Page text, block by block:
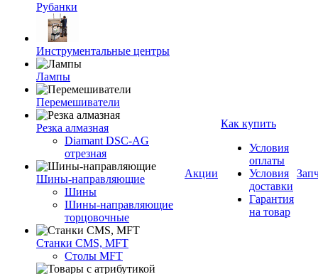
Рубанки
Инструментальные центры
Лампы
Перемешиватели
Резка алмазная
Diamant DSC-AG
отрезная
Шины-направляющие
Шины
Шины-направляющие
торцовочные
Станки CMS, MFT
Столы MFT
Акции
Как купить
Условия
оплаты
Условия
доставки
Гарантия
на товар